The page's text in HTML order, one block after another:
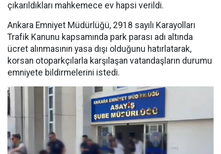
çıkarıldıkları mahkemece ev hapsi verildi.
Ankara Emniyet Müdürlüğü, 2918 sayılı Karayolları
Trafik Kanunu kapsamında park parası adı altında
ücret alınmasının yasa dışı olduğunu hatırlatarak,
korsan otoparkçılarla karşılaşan vatandaşların durumu
emniyete bildirmelerini istedi.